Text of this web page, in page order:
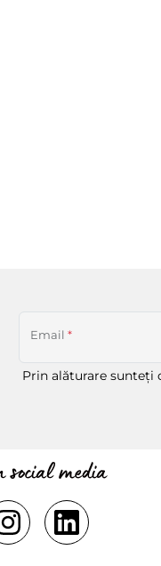
Email *
Prin alăturare sunteți
social media